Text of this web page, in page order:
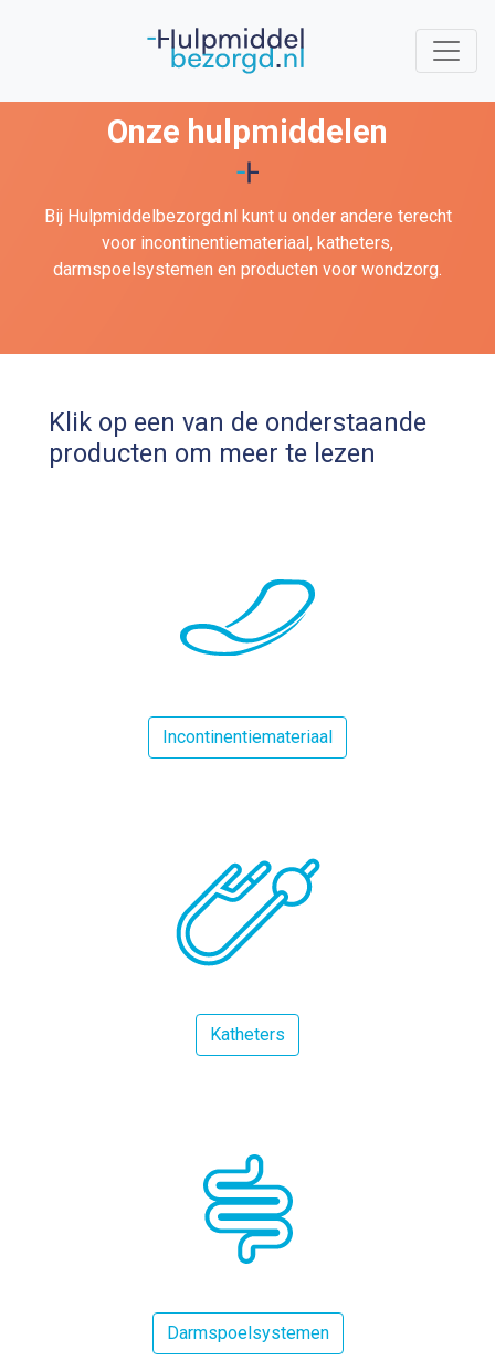
Onze hulpmiddelen
Bij Hulpmiddelbezorgd.nl kunt u onder andere terecht
voor incontinentiemateriaal, katheters,
darmspoelsystemen en producten voor wondzorg.
Klik op een van de onderstaande
producten om meer te lezen
Incontinentiemateriaal
Katheters
Darmspoelsystemen